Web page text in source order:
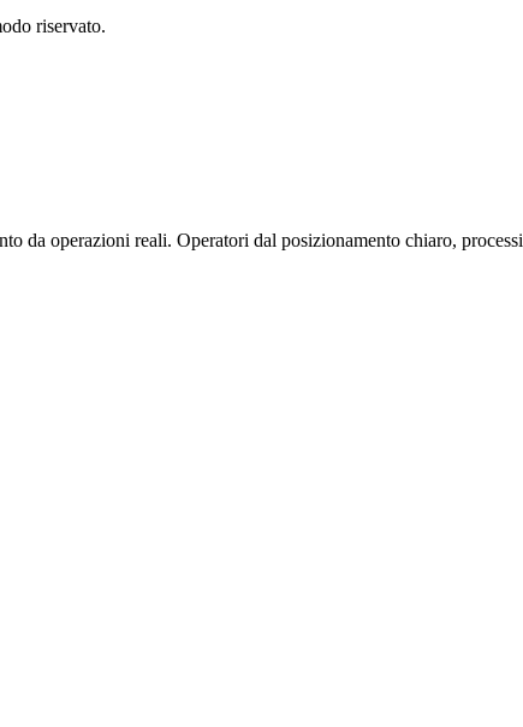
riservato.
da operazioni reali. Operatori dal posizionamento chiaro,